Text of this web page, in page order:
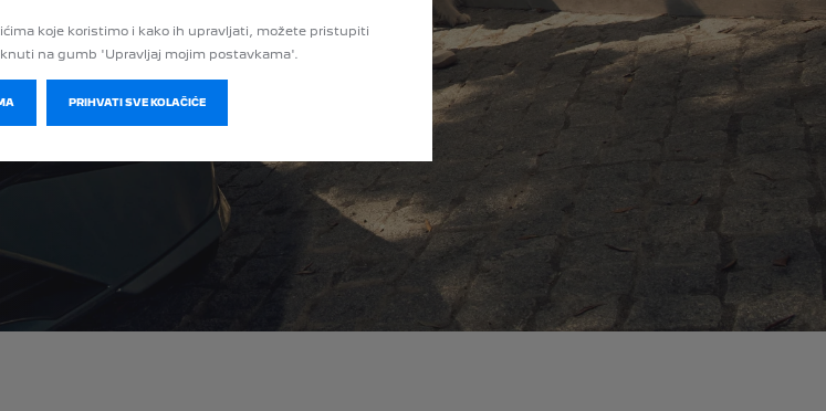
se usredotočiti
u vožnji.
koje koristimo i kako ih upravljati, možete pristupiti
na gumb 'Upravljaj mojim postavkama'.
PRIHVATI SVE KOLAČIĆE